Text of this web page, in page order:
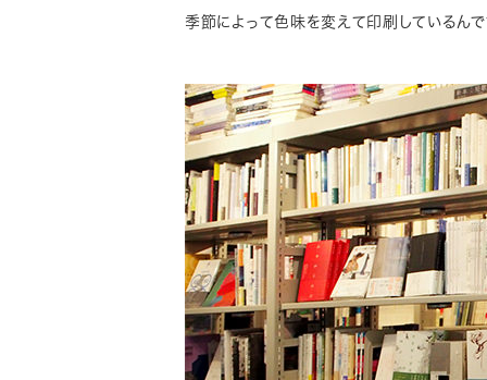
季節によって色味を変えて印刷しているんで